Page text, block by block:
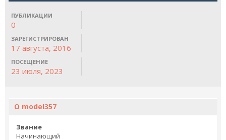
ПУБЛИКАЦИИ
0
ЗАРЕГИСТРИРОВАН
17 августа, 2016
ПОСЕЩЕНИЕ
23 июля, 2023
О model357
Звание
Начинающий